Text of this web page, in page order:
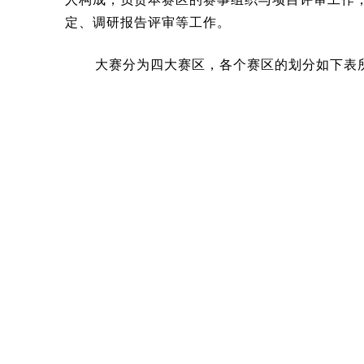
定、调研报告评审等工作。
大赛分为四大赛区，各个赛区的划分如下表